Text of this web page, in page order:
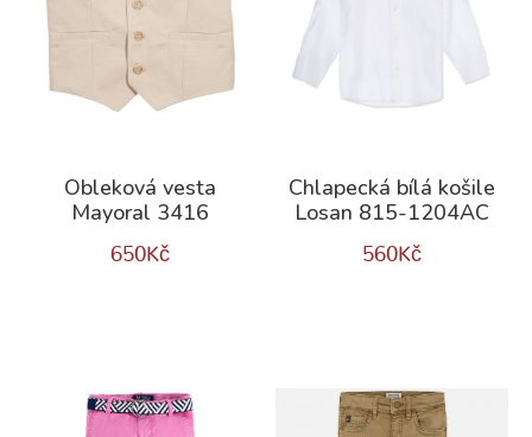
Obleková vesta
Mayoral 3416
650Kč
Chlapecká bílá košile
Losan 815-1204AC
560Kč